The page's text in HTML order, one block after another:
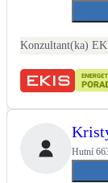
Konzultant(ka)
Hutní